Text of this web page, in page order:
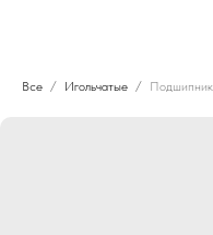
Все Игольчатые